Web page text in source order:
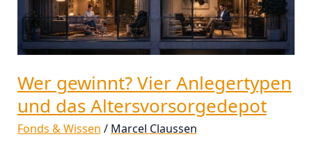
Wer gewinnt? Vier Anlegertypen
und das Altersvorsorgedepot
Fonds & Wissen / Marcel Claussen
Altersvorsorgedepot